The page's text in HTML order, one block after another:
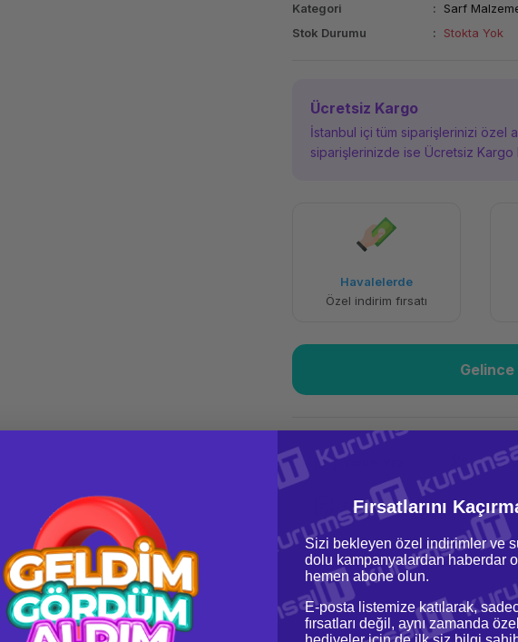
Kategori
Sarf
Stok Durumu
Stokta Yok
Ücretsiz Kargo
İstanbul içi tüm siparişlerinizi özel
siparişlerinizde ise Ücretsiz Kargo
Havalelerde
Özel indirim fırsatı
Yorum Yaz
Fiyat Teklifi Al
Fırsatlarını
Sizi bekleyen özel indirimler ve
dolu kampanyalardan haberdar
hemen abone olun.
E-posta listemize katılarak,
fırsatları değil, aynı zamanda